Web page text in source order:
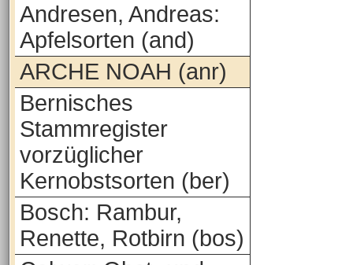
Andresen, Andreas:
Apfelsorten (and)
ARCHE NOAH (anr)
Bernisches
Stammregister
vorzüglicher
Kernobstsorten (ber)
Bosch: Rambur,
Renette, Rotbirn (bos)